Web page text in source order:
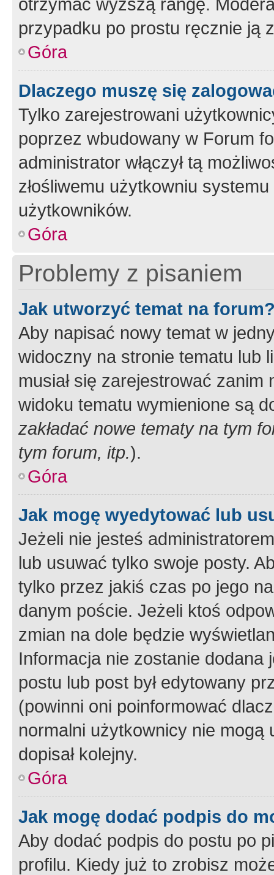
przypadku po prostu ręcznie ją
Góra
Dlaczego muszę się
Tylko zarejestrowani
poprzez wbudowany w Forum
administrator włączył tą
złośliwemu użytkowniu
użytkowników.
Góra
Problemy z pisaniem
Jak utworzyć temat na
Aby napisać nowy temat w
widoczny na stronie tematu lub
musiał się zarejestrować
widoku tematu wymienione są
zakładać nowe tematy na tym
tym forum, itp.).
Góra
Jak mogę wyedytować lub
Jeżeli nie jesteś
lub usuwać tylko swoje posty.
tylko przez jakiś czas po jego
danym poście. Jeżeli ktoś
zmian na dole będzie
Informacja nie zostanie dodana
postu lub post był edytowany
(powinni oni poinformować
normalni użytkownicy nie
dopisał kolejny.
Góra
Jak mogę dodać podpis do
Aby dodać podpis do postu po
profilu. Kiedy już to zrobisz